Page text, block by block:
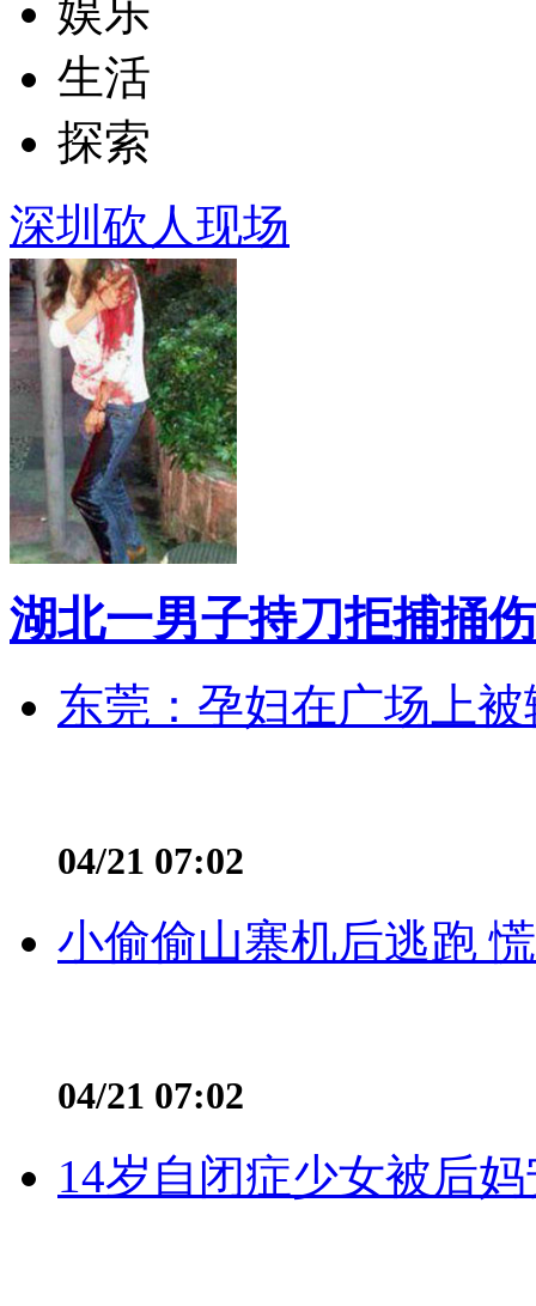
娱乐
生活
探索
深圳砍人现场
湖北一男子持刀拒捕捅
东莞：孕妇在广场上
04/21 07:02
小偷偷山寨机后逃跑
04/21 07:02
14岁自闭症少女被后